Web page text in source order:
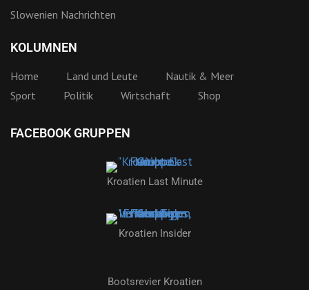
Slowenien Nachrichten
KOLUMNEN
Home Land und Leute
Nautik & Meer
Sport
Politik Wirtschaft Shop
FACEBOOK GRUPPEN
Kroatien Last Minute
Kroatien Insider
Bootsrevier Kroatien